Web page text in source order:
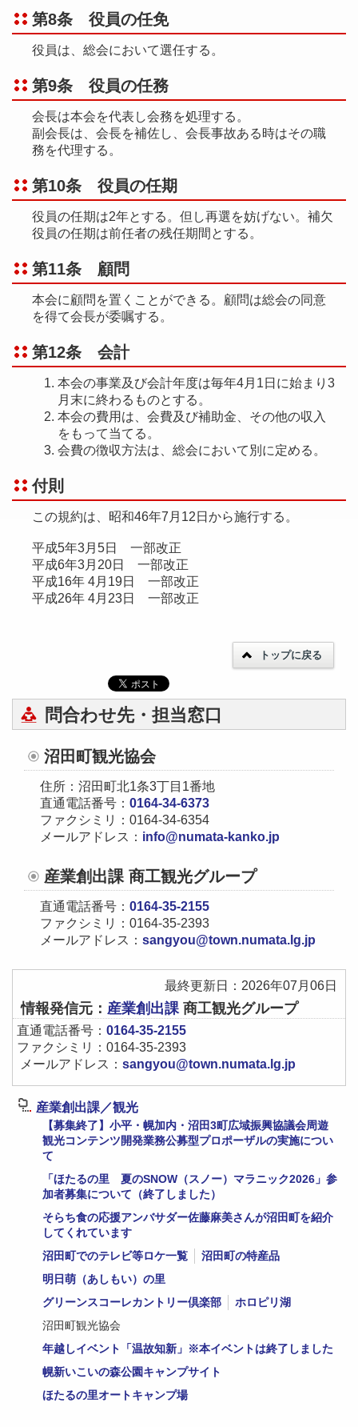
第8条 役員の任免
役員は、総会において選任する。
第9条 役員の任務
会長は本会を代表し会務を処理する。
副会長は、会長を補佐し、会長事故ある時はその職
務を代理する。
第10条 役員の任期
役員の任期は2年とする。但し再選を妨げない。補欠
役員の任期は前任者の残任期間とする。
第11条 顧問
本会に顧問を置くことができる。顧問は総会の同意
を得て会長が委嘱する。
第12条 会計
本会の事業及び会計年度は毎年4月1日に始まり3
月末に終わるものとする。
本会の費用は、会費及び補助金、その他の収入
をもって当てる。
会費の徴収方法は、総会において別に定める。
付則
この規約は、昭和46年7月12日から施行する。
平成5年3月5日 一部改正
平成6年3月20日 一部改正
平成16年 4月19日 一部改正
平成26年 4月23日 一部改正
トップに戻る
問合わせ先・担当窓口
沼田町観光協会
住所：沼田町北1条3丁目1番地
直通電話番号： 0164-34-6373
ファクシミリ：0164-34-6354
メールアドレス： info@numata-kanko.jp
産業創出課 商工観光グループ
直通電話番号： 0164-35-2155
ファクシミリ：0164-35-2393
メールアドレス： sangyou@town.numata.lg.jp
最終更新日：2026年07月06日
情報発信元： 産業創出課 商工観光グループ
直通電話番号： 0164-35-2155
ファクシミリ：0164-35-2393
メールアドレス： sangyou@town.numata.lg.jp
産業創出課／観光
【募集終了】小平・幌加内・沼田3町広域振興協議会周遊
観光コンテンツ開発業務公募型プロポーザルの実施につい
て
「ほたるの里 夏のSNOW（スノー）マラニック2026」参
加者募集について（終了しました）
そらち食の応援アンバサダー佐藤麻美さんが沼田町を紹介
してくれています
沼田町でのテレビ等ロケ一覧
沼田町の特産品
明日萌（あしもい）の里
グリーンスコーレカントリー倶楽部
ホロピリ湖
沼田町観光協会
年越しイベント「温故知新」※本イベントは終了しました
幌新いこいの森公園キャンプサイト
ほたるの里オートキャンプ場